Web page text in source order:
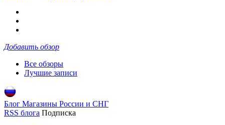
Добавить обзор
Все обзоры
Лучшие записи
Блог Магазины России и СНГ
RSS блога Подписка